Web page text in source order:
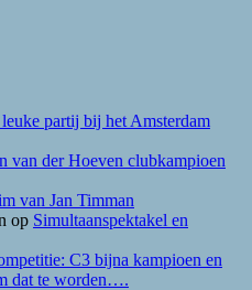
partij bij het Amsterdam
van der Hoeven clubkampioen
van Jan Timman
op Simultaanspektakel en
C3 bijna kampioen en
dat te worden….